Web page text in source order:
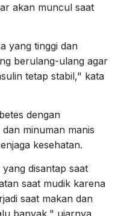
akan muncul saat
yang tinggi dan
berulang-ulang agar
tetap stabil," kata
dengan
minuman manis
kesehatan.
disantap saat
saat mudik karena
saat makan dan
banyak," ujarnya.